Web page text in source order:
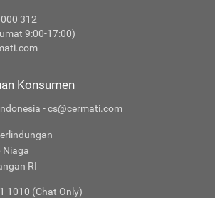
312
9:00-17:00)
Konsumen
- cs@cermati.com
Niaga
RI
1010 (Chat Only)